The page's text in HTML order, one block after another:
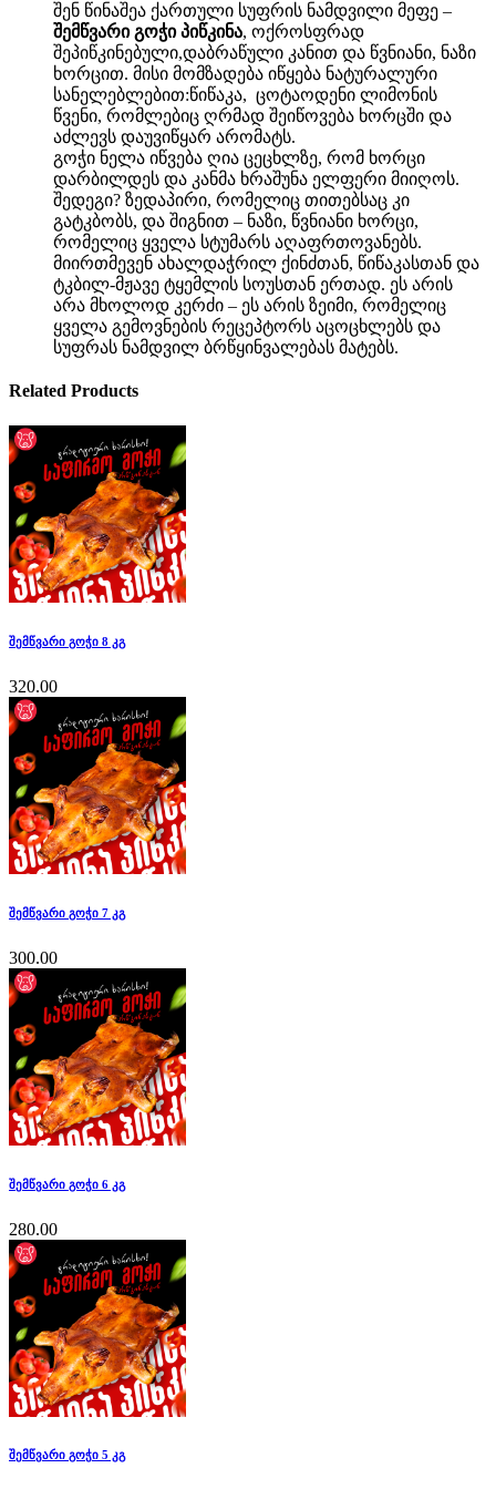
შენ წინაშეა ქართული სუფრის ნამდვილი მეფე –
შემწვარი გოჭი პიწკინა, ოქროსფრად
შეპიწკინებული,დაბრაწული კანით და წვნიანი, ნაზი
ხორცით. მისი მომზადება იწყება ნატურალური
სანელებლებით:წიწაკა, ცოტაოდენი ლიმონის
წვენი, რომლებიც ღრმად შეიწოვება ხორცში და
აძლევს დაუვიწყარ არომატს.
გოჭი ნელა იწვება ღია ცეცხლზე, რომ ხორცი
დარბილდეს და კანმა ხრაშუნა ელფერი მიიღოს.
შედეგი? ზედაპირი, რომელიც თითებსაც კი
გატკბობს, და შიგნით – ნაზი, წვნიანი ხორცი,
რომელიც ყველა სტუმარს აღაფრთოვანებს.
მიირთმევენ ახალდაჭრილ ქინძთან, წიწაკასთან და
ტკბილ-მჟავე ტყემლის სოუსთან ერთად. ეს არის
არა მხოლოდ კერძი – ეს არის ზეიმი, რომელიც
ყველა გემოვნების რეცეპტორს აცოცხლებს და
სუფრას ნამდვილ ბრწყინვალებას მატებს.
Related Products
შემწვარი გოჭი 8 კგ
320.00
შემწვარი გოჭი 7 კგ
300.00
შემწვარი გოჭი 6 კგ
280.00
შემწვარი გოჭი 5 კგ